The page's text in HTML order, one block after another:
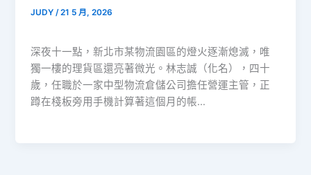
JUDY/21 5 月, 2026
深夜十一點，新北市某物流園區的燈火逐漸熄滅，唯
獨一樓的理貨區還亮著微光。林志誠（化名），四十
歲，任職於一家中型物流倉儲公司擔任營運主管，正
蹲在棧板旁用手機計算著這個月的帳…